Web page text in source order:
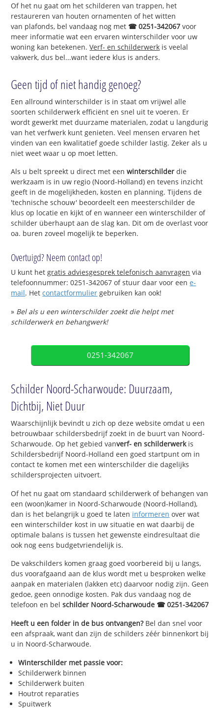
Of het nu gaat om het schilderen van trappen, het
restaureren van houten ornamenten of het witten
van plafonds, bel vandaag nog met ☎ 0251-342067 voor
meer informatie wat een ervaren winterschilder voor uw
woning kan betekenen.Verf- en schilderwerk is veelal
vakwerk, dus bel...want iedere klus is anders.
Geen tijd of niet handig genoeg?
Een allround winterschilder is in staat om vrijwel alle
soorten schilderwerk efficiënt en snel uit te voeren. Er
wordt gewerkt met duurzame materialen, zodat u langdurig
van het verfwerk kunt genieten. Veel mensen ervaren het
vinden van een kwalitatief goede schilder lastig. Zeker als u
niet weet waar u op moet letten.
Als u belt spreekt u direct met eenwinterschilder die
werkzaam is in uw regio (Noord-Holland) en tevens inzicht
geeft in de mogelijkheden, kosten en planning. Tijdens de
'technische schouw' beoordeelt een meesterschilder de
klus op locatie en kijkt of en wanneer een winterschilder of
schilder überhaupt aan de slag kan. Dit om de overlast voor
oa. buren zoveel mogelijk te beperken.
Overtuigd? Neem contact op!
U kunt hetgratis adviesgesprek telefonisch aanvragen via
telefoonnummer: 0251-342067 of stuur daar voor eene-
mail. Hetcontactformulier gebruiken kan ook!
» Bel als u een winterschilder zoekt die helpt met
schilderwerk en behangwerk!
0251-342067
Schilder Noord-Scharwoude: Duurzaam,
Dichtbij, Niet Duur
Waarschijnlijk bevindt u zich op deze website omdat u een
betrouwbaar schildersbedrijf zoekt in de buurt van Noord-
Scharwoude. Op het gebied vanverf- en schilderwerkis
Schildersbedrijf Noord-Holland een goed startpunt om in
contact te komen met een winterschilder die dagelijks
schildersprojecten uitvoert.
Of het nu gaat om standaard schilderwerk of behangen van
een (woon)kamer in Noord-Scharwoude (Noord-Holland),
dan is het belangrijk u goed te laten informeren over wat
een winterschilder kost in uw situatie en wat daarbij de
optimale balans is tussen het gewenste eindresultaat die
ook nog eens budgetvriendelijk is.
De vakschilders komen graag goed voorbereid bij u langs,
dus voorafgaand aan de klus wordt met u besproken welke
aanpak en materialen (lakken etc) daarvoor nodig zijn. Geen
gedoe, geen onnodige kosten. Pak dus vandaag nog de
telefoon en belschilder Noord-Scharwoude ☎ 0251-342067
Heeft u een folder in de bus ontvangen?Bel dan snel voor
een afspraak, want dan zijn de schilders zéér binnenkort bij
u in Noord-Scharwoude.
Winterschilder met passie voor:
Schilderwerk binnen
Schilderwerk buiten
Houtrot reparaties
Spuitwerk